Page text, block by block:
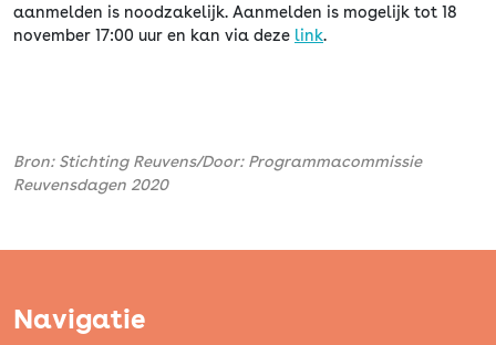
aanmelden is noodzakelijk. Aanmelden is mogelijk tot 18
november 17:00 uur en kan via deze link.
Bron: Stichting Reuvens/Door: Programmacommissie
Reuvensdagen 2020
Navigatie